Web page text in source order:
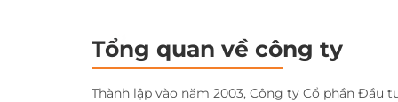
Tổng quan về công ty
Thành lập vào năm 2003, Công ty Cổ phần Đầu